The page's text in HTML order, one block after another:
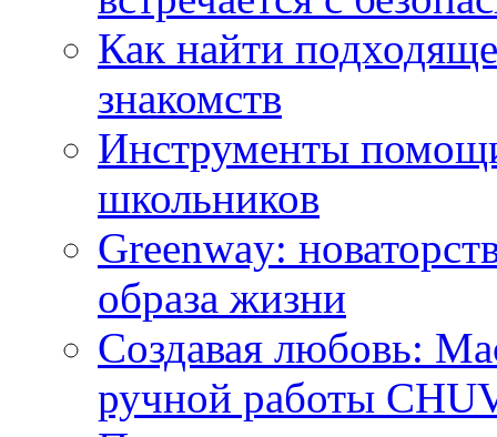
Как найти
знакомств
Инструменты
школьников
Greenway:
образа жизни
Создавая любовь:
ручной работы